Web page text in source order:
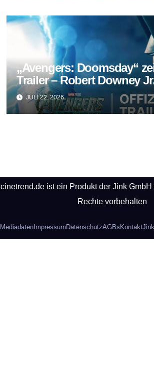
„Avengers: Doomsday“
Trailer – Robert Downey
Doctor Doom zurück
JULI 22, 2026
cinetrend.de ist ein Produkt der Jink
Rechte vorbehalten
MediadatenImpressumDatenschutzAGBsKontakt